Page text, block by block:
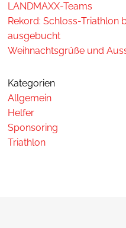
LANDMAXX-Teams
Rekord: Schloss-Triathlon
ausgebucht
Weihnachtsgrüße und
Kategorien
Allgemein
Helfer
Sponsoring
Triathlon